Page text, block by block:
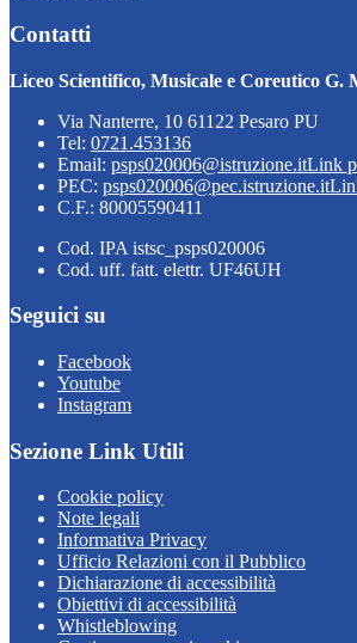
Contatti
Liceo Scientifico, Musicale e Coreutico G.
Via Nanterre, 10 61122 Pesaro PU
Tel: 0721.453136
Email: psps020006@istruzione.itLink
PEC: psps020006@pec.istruzione.it
C.F.: 80005590411
Cod. IPA istsc_psps020006
Cod. uff. fatt. elettr. UF46UH
Seguici su
Facebook
Youtube
Instagram
Sezione Link Utili
Cookie policy
Note legali
Informativa Privacy
Ufficio Relazioni con il Pubblico
Dichiarazione di accessibilità
Obiettivi di accessibilità
Whistleblowing